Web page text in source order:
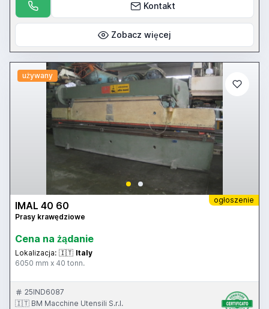
Kontakt
Zobacz więcej
używany
ogłoszenie
IMAL 40 60
Prasy krawędziowe
Cena na żądanie
Lokalizacja: 🇮🇹 Italy
6050 mm x 40 tonn.
25IND6087
🇮🇹 BM Macchine Utensili S.r.l.